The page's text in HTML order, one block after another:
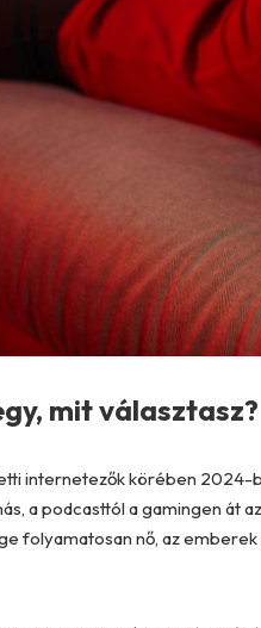
mit választasz?
internetezők körében
a podcasttól a gamingen át
folyamatosan nő, az